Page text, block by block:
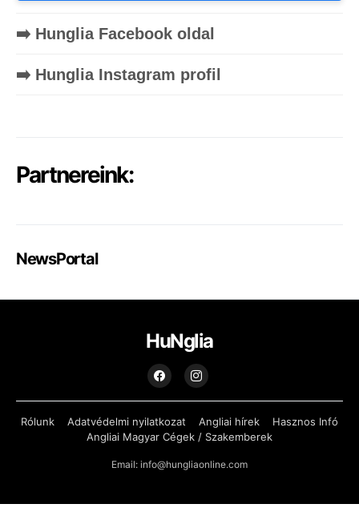
➡️ Hunglia Facebook oldal
➡️ Hunglia Instagram profil
Partnereink:
NewsPortal
HuNglia
Rólunk Adatvédelmi nyilatkozat Angliai hírek
Hasznos Infó
Angliai Magyar Cégek / Szakemberek
Email: info@hungliaonline.com